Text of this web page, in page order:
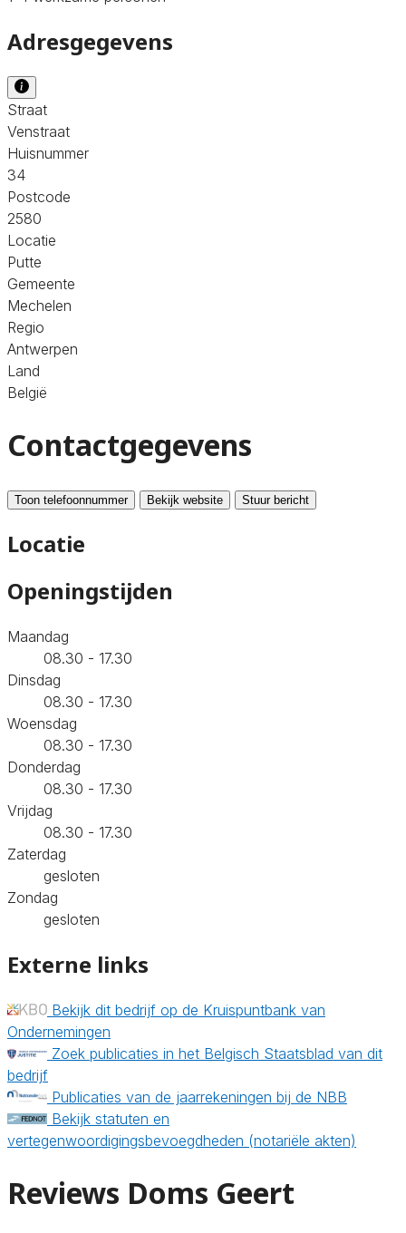
Adresgegevens
Straat
Venstraat
Huisnummer
34
Postcode
2580
Locatie
Putte
Gemeente
Mechelen
Regio
Antwerpen
Land
België
Contactgegevens
Toon telefoonnummer Bekijk website Stuur bericht
Locatie
Openingstijden
Maandag
08.30 - 17.30
Dinsdag
08.30 - 17.30
Woensdag
08.30 - 17.30
Donderdag
08.30 - 17.30
Vrijdag
08.30 - 17.30
Zaterdag
gesloten
Zondag
gesloten
Externe links
Bekijk dit bedrijf op de Kruispuntbank van
Ondernemingen
Zoek publicaties in het Belgisch Staatsblad van dit
bedrijf
Publicaties van de jaarrekeningen bij de NBB
Bekijk statuten en
vertegenwoordigingsbevoegdheden (notariële akten)
Reviews Doms Geert